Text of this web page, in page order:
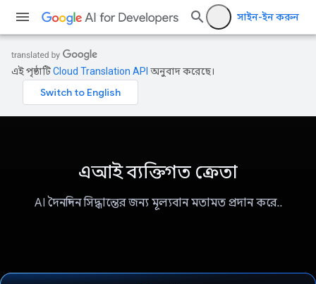
সাইন-ইন করুন
এই পৃষ্ঠাটিCloud Translation API অনুবাদ করেছে।
এআই ব্যক্তিগত ক্রেতা
AI দৈনন্দিন সিদ্ধান্তের জন্য মূল্যবান মতামত প্রদান করে..